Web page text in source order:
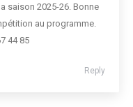
saison 2025-26. Bonne
au programme.
44 85
Reply